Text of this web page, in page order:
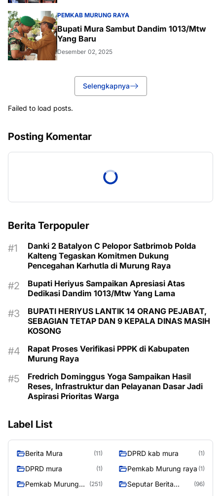
PEMKAB MURUNG RAYA
Bupati Mura Sambut Dandim 1013/Mtw
Yang Baru
Desember 02, 2025
Selengkapnya
Failed to load posts.
Posting Komentar
Berita Terpopuler
Danki 2 Batalyon C Pelopor Satbrimob Polda
Kalteng Tegaskan Komitmen Dukung
Pencegahan Karhutla di Murung Raya
Bupati Heriyus Sampaikan Apresiasi Atas
Dedikasi Dandim 1013/Mtw Yang Lama
BUPATI HERIYUS LANTIK 14 ORANG PEJABAT,
SEBAGIAN TETAP DAN 9 KEPALA DINAS MASIH
KOSONG
Rapat Proses Verifikasi PPPK di Kabupaten
Murung Raya
Fredrich Dominggus Yoga Sampaikan Hasil
Reses, Infrastruktur dan Pelayanan Dasar Jadi
Aspirasi Prioritas Warga
Label List
Berita Mura (11) DPRD kab mura (1)
DPRD mura (1) Pemkab Murung raya (1)
Pemkab Murung
(251)
Seputar Berita
(96)